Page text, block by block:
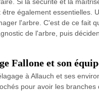
également essentielles.
l'arbre. C'est de ce fait
de l'arbre, puis
Fallone et son
à Allauch et ses
pour avoir les